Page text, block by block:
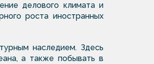
делового климата и
роста иностранных
наследием. Здесь
а также побывать в